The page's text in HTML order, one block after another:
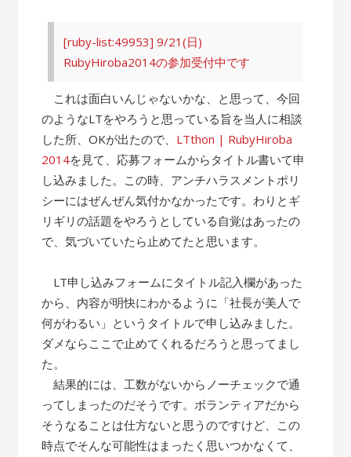
[ruby-list:49953] 9/21(日)
RubyHiroba2014の参加受付中です
これは面白いんじゃないかな、と思って、今回
のようなLTをやろうと思っている旨を当人に相談
した所、OKが出たので、 LTthon | RubyHiroba
2014を見て、応募フォームからタイトル書いて申
し込みました。この時、アンチハラスメントポリ
シーにはぜんぜん気付かなかったです。わりとギ
リギリの話題をやろうとしている自覚はあったの
で、気づいていたら止めてたと思います。
LT申し込みフォームにタイトル記入欄があった
から、内容が明快にわかるように「社長が美人で
何がわるい」というタイトルで申し込みました。
ダメならここで止めてくれるだろうと思ってまし
た。
結果的には、工数がないからノーチェックで通
ってしまったのだそうです。ボランティアだから
そうなることは仕方ないと思うのですけど、この
時点でそんな可能性はまったく思いつかなくて、